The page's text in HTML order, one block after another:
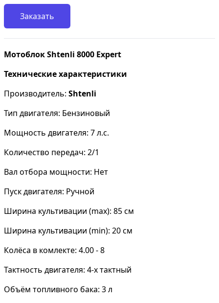
Заказать
Мотоблок Shtenli 8000 Expert
Технические характеристики
Производитель: Shtenli
Тип двигателя: Бензиновый
Мощность двигателя: 7 л.с.
Количество передач: 2/1
Вал отбора мощности: Нет
Пуск двигателя: Ручной
Ширина культивации (max): 85 см
Ширина культивации (min): 20 см
Колёса в комлекте: 4.00 - 8
Тактность двигателя: 4-х тактный
Объём топливного бака: 3 л